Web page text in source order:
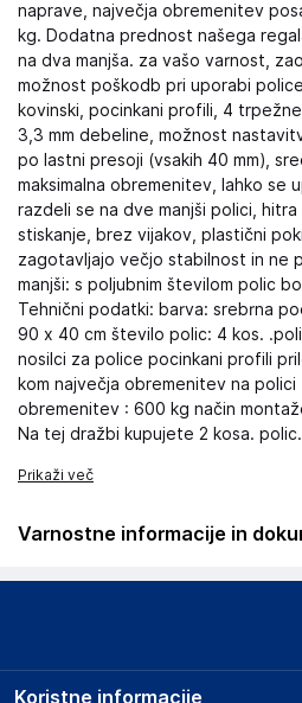
naprave, največja obremenitev
kg. Dodatna prednost našega
na dva manjša. za vašo varnost,
možnost poškodb pri uporabi
kovinski, pocinkani profili, 4
3,3 mm debeline, možnost
po lastni presoji (vsakih 40 mm),
maksimalna obremenitev, lahko se
razdeli se na dve manjši polici,
stiskanje, brez vijakov, plastični
zagotavljajo večjo stabilnost in ne
manjši: s poljubnim številom polic
Tehnični podatki: barva: srebrna
90 x 40 cm število polic: 4 kos.
nosilci za police pocinkani profili
kom največja obremenitev na polici
obremenitev : 600 kg način
Na tej dražbi kupujete 2 kosa. polic.
Prikaži več
Varnostne informacije in
Podatki o proizvajalcu
Koristne informacije